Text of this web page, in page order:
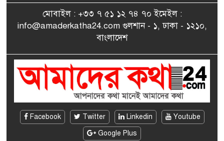
এমপি মমতাজ আলোকে
জেলা প্রবাসী এসোসিয়েশন’
বেদে সম্প্রদায় নিয়ে প্যারিসে
তথ্য-চলচ্চিত্র “ভাসমান জীবন”
মোবাইল : +৩৩ ৭ ৫১ ১২ ৭৪ ৭০ ইমেইল :
info@amaderkatha24.com গুলশান - ১, ঢাকা - ১২১০,
বাংলাদেশ
Facebook Twitter Linkedin
Youtube
Google Plus